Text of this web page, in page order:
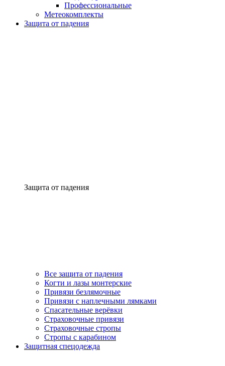
Профессиональные
Метеокомплекты
Защита от падения
Защита от падения
Все защита от падения
Когти и лазы монтерские
Привязи безлямочные
Привязи с наплечными лямками
Спасательные верёвки
Страховочные привязи
Страховочные стропы
Стропы с карабином
Защитная спецодежда